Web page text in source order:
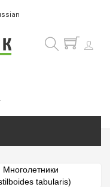
Многолетники
tabularis)